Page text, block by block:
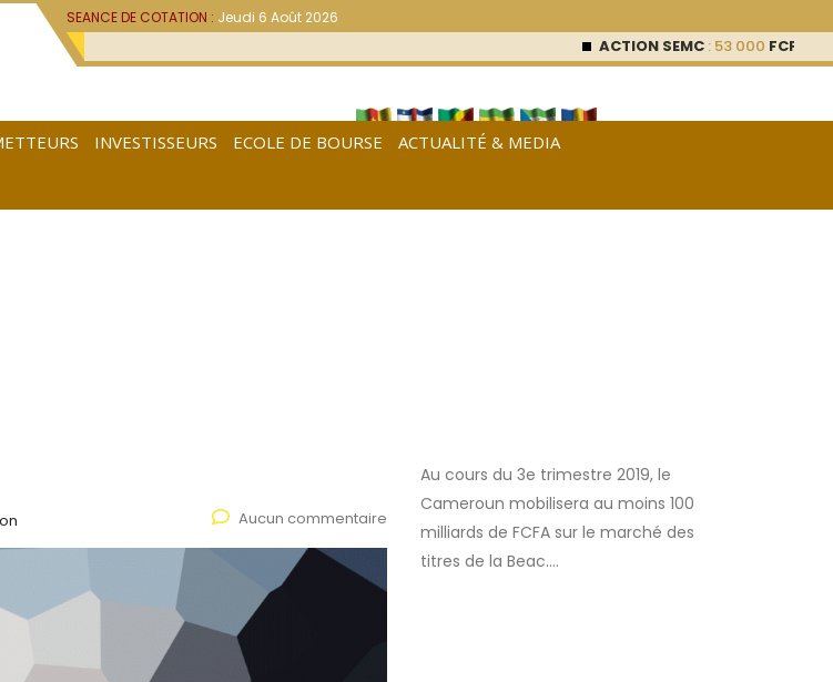
SEANCE DE COTATION : Jeudi 6 Août 2026
ACTION SEMC: 53 000FCFA (0 %)
INVESTISSEURS ECOLE DE BOURSE
ACTUALITÉ & MEDIA
Aucun commentaire
Au cours du 3e trimestre 2019, le
Cameroun mobilisera au moins 100
milliards de FCFA sur le marché des
titres de la Beac.…